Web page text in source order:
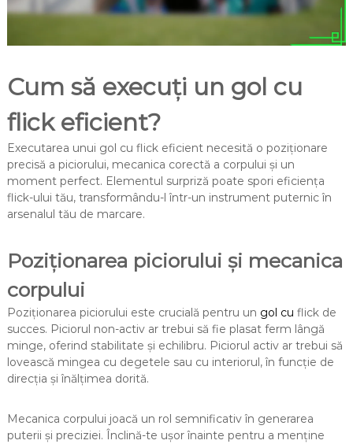
Cum să execuți un gol cu
flick eficient?
Executarea unui gol cu flick eficient necesită o poziționare
precisă a piciorului, mecanica corectă a corpului și un
moment perfect. Elementul surpriză poate spori eficiența
flick-ului tău, transformându-l într-un instrument puternic în
arsenalul tău de marcare.
Poziționarea piciorului și mecanica
corpului
Poziționarea piciorului este crucială pentru un gol cu flick de
succes. Piciorul non-activ ar trebui să fie plasat ferm lângă
minge, oferind stabilitate și echilibru. Piciorul activ ar trebui să
lovească mingea cu degetele sau cu interiorul, în funcție de
direcția și înălțimea dorită.
Mecanica corpului joacă un rol semnificativ în generarea
puterii și preciziei. Înclină-te ușor înainte pentru a menține